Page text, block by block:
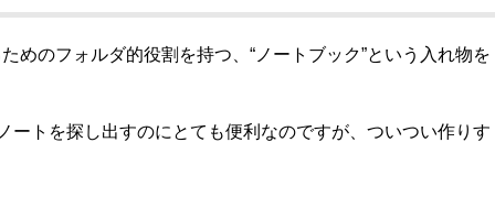
めのフォルダ的役割を持つ、“ノートブック”という入れ物を
ートを探し出すのにとても便利なのですが、ついつい作りす